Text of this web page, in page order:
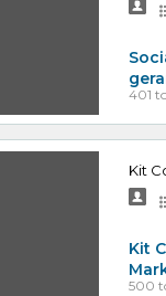
401
Kit
Kit
500